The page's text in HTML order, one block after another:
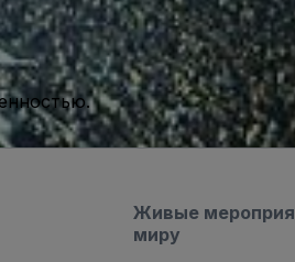
Живые
миру